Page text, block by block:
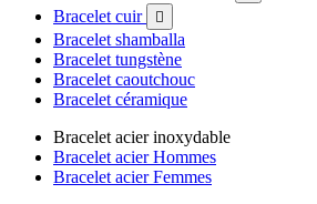
Bracelet cuir 
Bracelet shamballa
Bracelet tungstène
Bracelet caoutchouc
Bracelet céramique
Bracelet acier inoxydable
Bracelet acier Hommes
Bracelet acier Femmes